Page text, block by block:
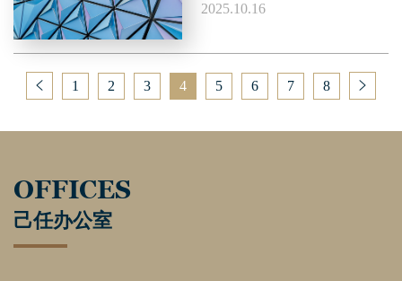
2025.10.16
1 2 3 4 5 6 7 8
OFFICES
己任办公室